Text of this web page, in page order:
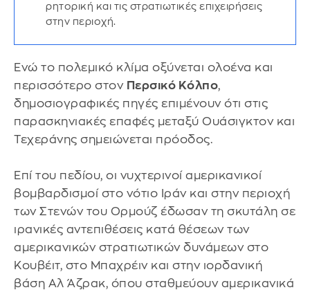
ρητορική και τις στρατιωτικές επιχειρήσεις
στην περιοχή.
Ενώ το πολεμικό κλίμα οξύνεται ολοένα και
περισσότερο στον Περσικό Κόλπο,
δημοσιογραφικές πηγές επιμένουν ότι στις
παρασκηνιακές επαφές μεταξύ Ουάσιγκτον και
Τεχεράνης σημειώνεται πρόοδος.
Επί του πεδίου, οι νυχτερινοί αμερικανικοί
βομβαρδισμοί στο νότιο Ιράν και στην περιοχή
των Στενών του Ορμούζ έδωσαν τη σκυτάλη σε
ιρανικές αντεπιθέσεις κατά θέσεων των
αμερικανικών στρατιωτικών δυνάμεων στο
Κουβέιτ, στο Μπαχρέιν και στην ιορδανική
βάση Αλ Άζρακ, όπου σταθμεύουν αμερικανικά